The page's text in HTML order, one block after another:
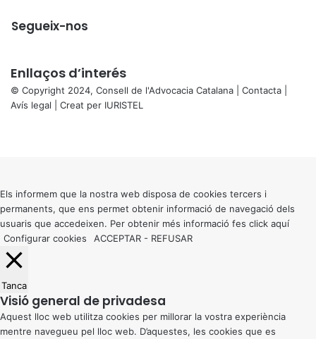
Segueix-nos
Enllaços d’interés
© Copyright 2024, Consell de l'Advocacia Catalana | Contacta
Avís legal | Creat per IURISTEL
button
Els informem que la nostra web disposa de cookies tercers i
permanents, que ens permet obtenir informació de navegació dels
usuaris que accedeixen. Per obtenir més informació fes click aquí
Configurar cookies
ACCEPTAR - REFUSAR
Tanca
Visió general de privadesa
Aquest lloc web utilitza cookies per millorar la vostra experiència
mentre navegueu pel lloc web. D’aquestes, les cookies que es